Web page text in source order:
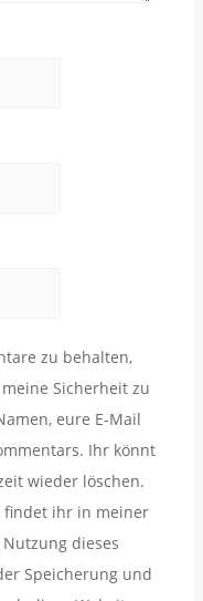
zu behalten,
Sicherheit zu
eure E-Mail
Ihr könnt
wieder löschen.
findet ihr in meiner
dieses
Speicherung und